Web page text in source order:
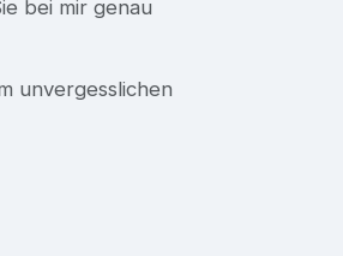
bei mir genau
unvergesslichen